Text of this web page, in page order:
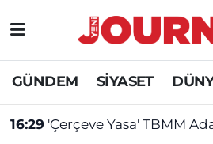
GÜNDEM SİYASET
16:29 'Çerçeve Yasa' TBMM
GÜNDEM
SİYASET
Nöbetçi Eczaneler
Hava Durumu